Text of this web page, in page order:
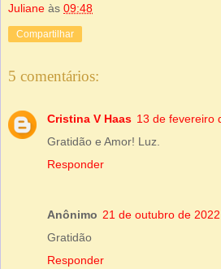
Juliane às 09:48
Compartilhar
5 comentários:
Cristina V Haas 13 de fevereiro
Gratidão e Amor! Luz.
Responder
Anônimo 21 de outubro de
Gratidão
Responder